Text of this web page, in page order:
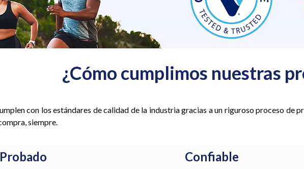
¿Cómo cumplimos nuestras
con los estándares de calidad de la industria gracias a un riguroso proceso de
siempre.
Probado Confiable